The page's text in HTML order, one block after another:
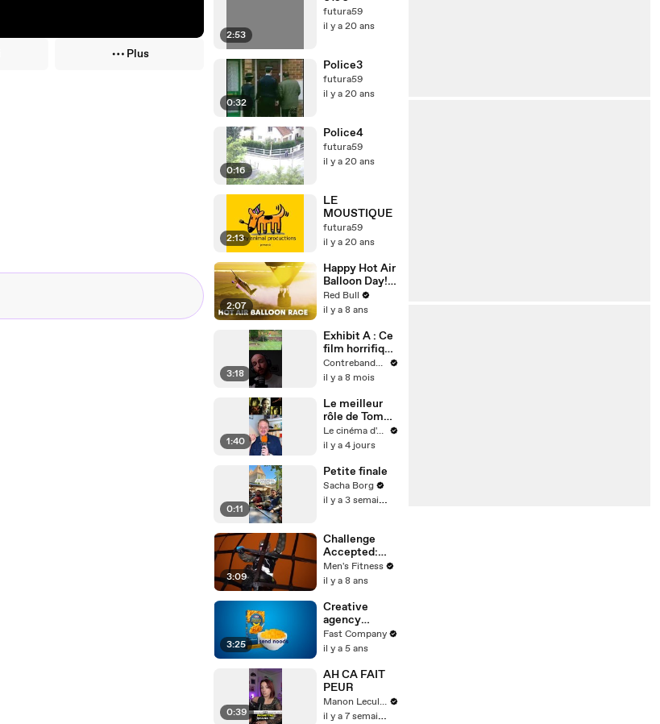
Plus
2:53
futura59
il y a 20 ans
0:32
Police3
futura59
il y a 20 ans
0:16
Police4
futura59
il y a 20 ans
2:13
LE
MOUSTIQUE
futura59
il y a 20 ans
2:07
Happy Hot Air
Balloon Day!
or how to fly
through 4 hot
Red Bull
il y a 8 ans
3:18
Exhibit A : Ce
film horrifique
found footage
vous hantera à
Contrebande Films
il y a 8 mois
1:40
Le meilleur
rôle de Tom
Holland
Le cinéma d'Amaury
il y a 4 jours
0:11
Petite finale
Sacha Borg
il y a 3 semaines
3:09
Challenge
Accepted:
Spartan Ultra
Iceland, Part 3
Men's Fitness
il y a 8 ans
3:25
Creative
agency
Mischief is
bringing fun
advertising
Fast Company
il y a 5 ans
0:39
AH CA FAIT
PEUR
Manon Leculnu
il y a 7 semaines